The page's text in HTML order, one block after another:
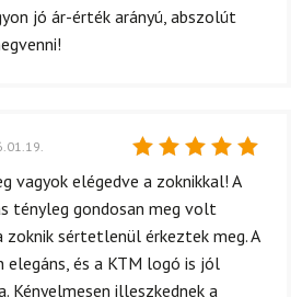
Értékelés:
/ 5
jó ár-érték arányú, abszolút
Értékelés:
vagyok elégedve a zoknikkal! A
tényleg gondosan meg volt
zoknik sértetlenül érkeztek meg. A
elegáns, és a KTM logó is jól
Kényelmesen illeszkednek a